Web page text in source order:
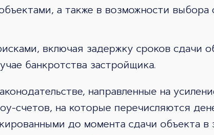
а также в возможности выбора
включая задержку сроков сдачи
банкротства застройщика.
направленные на
счетов, на которые перечисляются
до момента сдачи объекта в